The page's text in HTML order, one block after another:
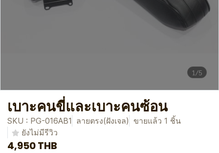
1/5
เบาะคนขี่และเบาะคนซ้อน
SKU : PG-016AB1 ลายตรง(ฝังเจล) ขายแล้ว 1 ชิ้น
ยังไม่มีรีวิว
4,950 THB